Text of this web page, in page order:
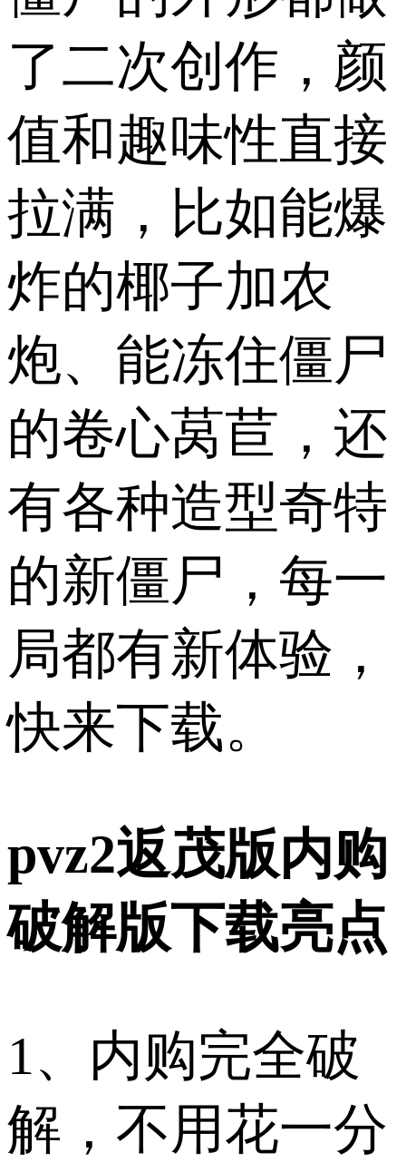
了二次创作，颜
值和趣味性直接
拉满，比如能爆
炸的椰子加农
炮、能冻住僵尸
的卷心莴苣，还
有各种造型奇特
的新僵尸，每一
局都有新体验，
快来下载。
pvz2返茂版内购
破解版下载亮点
1、内购完全破
解，不用花一分